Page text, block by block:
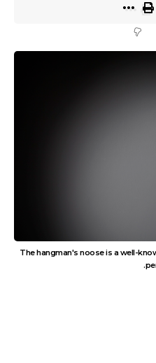
The hangman's noose is a well-